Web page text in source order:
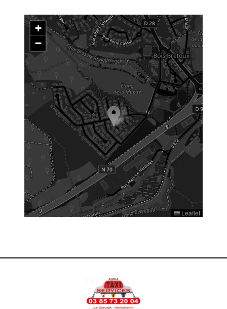
+
−
Leaflet